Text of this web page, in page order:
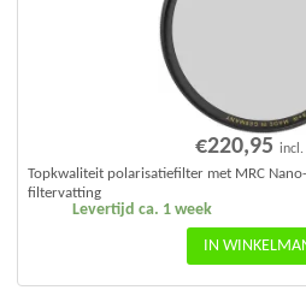
€220,95
Levertijd ca. 1 week
Topkwaliteit polarisatiefilter met MRC
filtervatting
IN